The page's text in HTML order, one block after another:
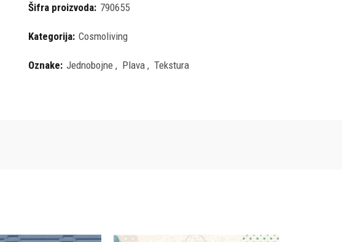
Šifra proizvoda: 790655
Kategorija: Cosmoliving
Oznake: Jednobojne , Plava , Tekstura